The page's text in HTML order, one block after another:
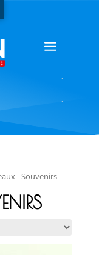
- Souvenirs